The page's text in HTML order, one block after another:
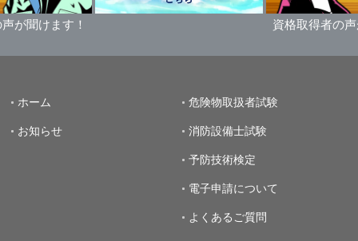
が聞けます！ 資格取得者の
ホーム
お知らせ
危険物取扱者試験
消防設備士試験
予防技術検定
電子申請について
よくあるご質問